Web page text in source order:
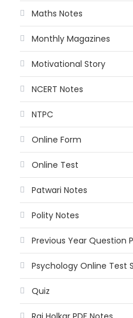
Maths Notes
Monthly Magazines
Motivational Story
NCERT Notes
NTPC
Online Form
Online Test
Patwari Notes
Polity Notes
Previous Year Question
Psychology Online Test
Quiz